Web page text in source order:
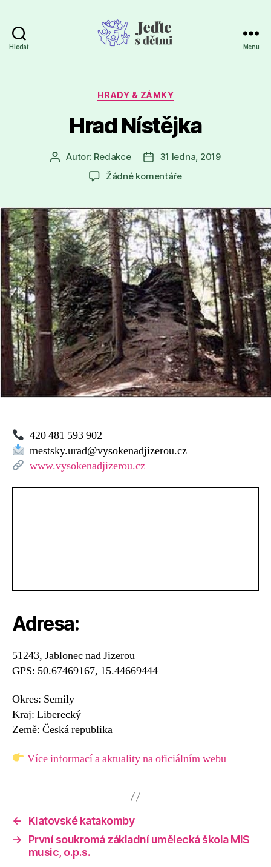
Hledat Menu
Rubriky
HRADY & ZÁMKY
Hrad Nístějka
Autor
příspěvku
Autor: Redakce
Datum
příspěvku
31 ledna, 2019
Žádné komentářeu
názvem
Hrad
Nístějka
420 481 593 902
mestsky.urad@vysokenadjizerou.cz
www.vysokenadjizerou.cz
Adresa:
51243, Jablonec nad Jizerou
GPS: 50.67469167, 15.44669444
Okres: Semily
Kraj: Liberecký
Země: Česká republika
Více informací a aktuality na oficiálním webu
←
Klatovské katakomby
→
První soukromá základní umělecká škola MIS
music, o.p.s.